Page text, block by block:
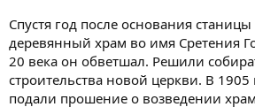
Спустя год после основания
деревянный храм во имя Сретения
20 века он обветшал. Решили
строительства новой церкви. В 1905
подали прошение о возведении